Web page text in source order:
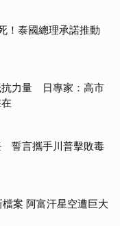
！泰國總理承諾推動
抗力量 日專家：高市
誓言攜手川普擊敗毒
案 阿富汗星空遭巨大